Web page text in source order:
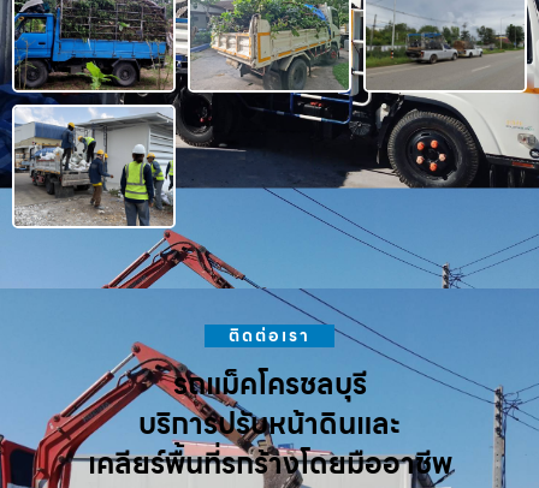
ติดต่อเรา
รถแม็คโครชลบุรี
บริการปรับหน้าดินและ
เคลียร์พื้นที่รกร้างโดยมืออาชีพ